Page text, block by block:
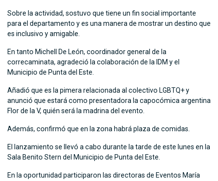
Sobre la actividad, sostuvo que tiene un fin social importante
para el departamento y es una manera de mostrar un destino que
es inclusivo y amigable.
En tanto Michell De León, coordinador general de la
correcaminata, agradeció la colaboración de la IDM y el
Municipio de Punta del Este.
Añadió que es la pimera relacionada al colectivo LGBTQ+ y
anunció que estará como presentadora la capocómica argentina
Flor de la V, quién será la madrina del evento.
Además, confirmó que en la zona habrá plaza de comidas.
El lanzamiento se llevó a cabo durante la tarde de este lunes en la
Sala Benito Stern del Municipio de Punta del Este.
En la oportunidad participaron las directoras de Eventos María